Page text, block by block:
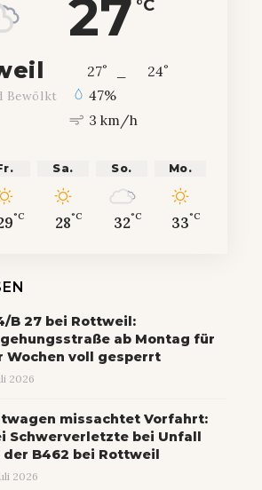
27 °C
Bewölkt
27° 24°
47%
3 km/h
°C
Sa.
28°C
So.
32°C
Mo.
33°C
B 27 bei Rottweil:
ab Montag für
Wochen voll gesperrt
2026
missachtet Vorfahrt:
Schwerverletzte bei Unfall
der B462 bei Rottweil
2026